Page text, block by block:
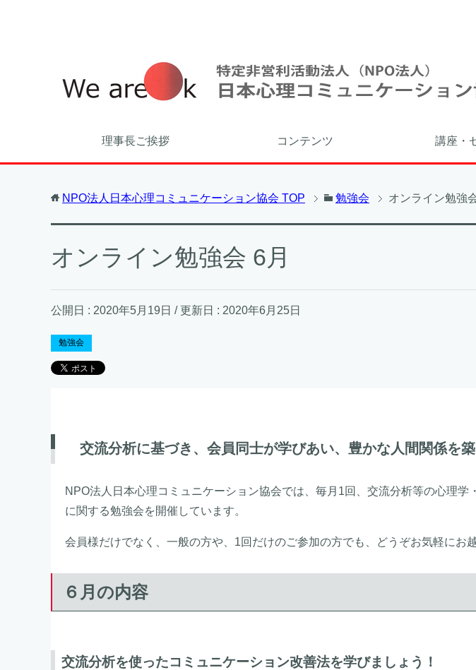
理事長ご挨拶 コンテンツ 講座・
NPO法人日本心理コミュニケーション協会 TOP 勉強会 オンライン勉強
オンライン勉強会 6月
公開日 : 2020年5月19日 / 更新日 : 2020年6月25日
勉強会
交流分析に基づき、会員同士が学びあい、豊かな人間関係を築
NPO法人日本心理コミュニケーション協会では、毎月1回、交流分析等の心理学
に関する勉強会を開催しています。
会員様だけでなく、一般の方や、1回だけのご参加の方でも、どうぞお気軽にお
６月の内容
交流分析を使ったコミュニケーション改善法を学びましょう！